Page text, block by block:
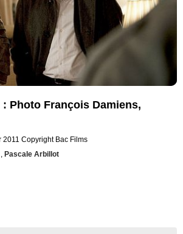
Photo François Damiens,
2011 Copyright Bac Films
, Pascale Arbillot